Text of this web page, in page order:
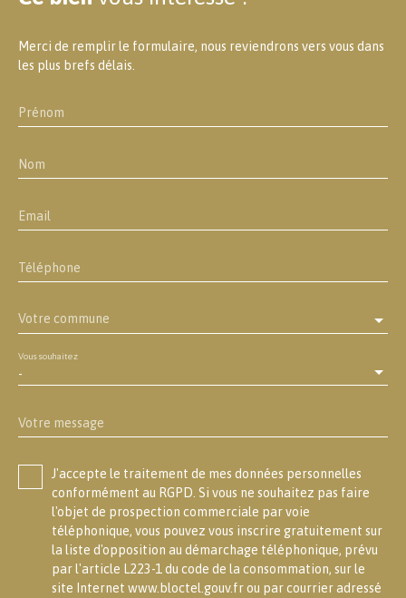
Merci de remplir le formulaire, nous reviendrons vers vous dans
les plus brefs délais.
Prénom
Nom
Email
Téléphone
Votre commune
-
Vous souhaitez
Votre message
J'accepte le traitement de mes données personnelles
conformément au RGPD. Si vous ne souhaitez pas faire
l'objet de prospection commerciale par voie
téléphonique, vous pouvez vous inscrire gratuitement sur
la liste d'opposition au démarchage téléphonique, prévu
par l'article L223-1 du code de la consommation, sur le
site Internet www.bloctel.gouv.fr ou par courrier adressé